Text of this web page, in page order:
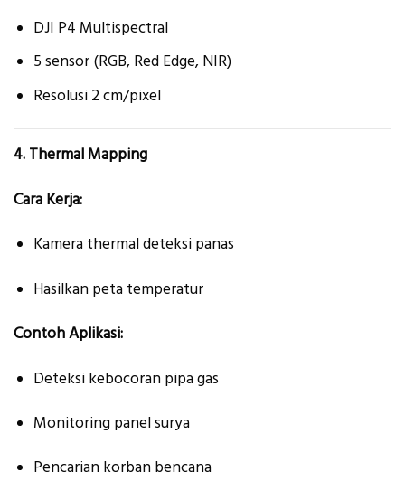
DJI P4 Multispectral
5 sensor (RGB, Red Edge, NIR)
Resolusi 2 cm/pixel
4. Thermal Mapping
Cara Kerja:
Kamera thermal deteksi panas
Hasilkan peta temperatur
Contoh Aplikasi:
Deteksi kebocoran pipa gas
Monitoring panel surya
Pencarian korban bencana